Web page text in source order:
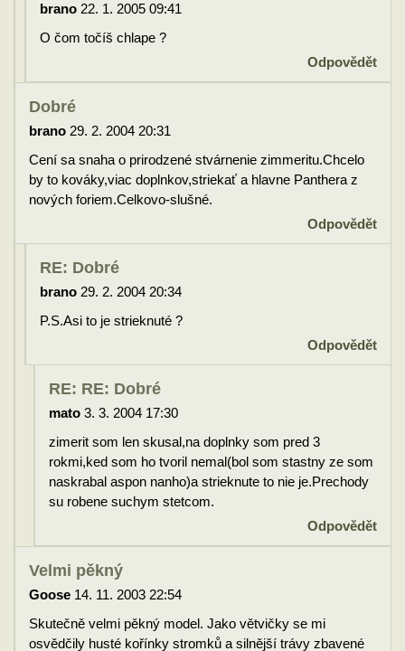
brano 22. 1. 2005 09:41
O čom točíš chlape ?
Odpovědět
Dobré
brano 29. 2. 2004 20:31
Cení sa snaha o prirodzené stvárnenie zimmeritu.Chcelo
by to kováky,viac doplnkov,striekať a hlavne Panthera z
nových foriem.Celkovo-slušné.
Odpovědět
RE: Dobré
brano 29. 2. 2004 20:34
P.S.Asi to je strieknuté ?
Odpovědět
RE: RE: Dobré
mato 3. 3. 2004 17:30
zimerit som len skusal,na doplnky som pred 3
rokmi,ked som ho tvoril nemal(bol som stastny ze som
naskrabal aspon nanho)a strieknute to nie je.Prechody
su robene suchym stetcom.
Odpovědět
Velmi pěkný
Goose 14. 11. 2003 22:54
Skutečně velmi pěkný model. Jako větvičky se mi
osvědčily husté kořínky stromků a silnější trávy zbavené